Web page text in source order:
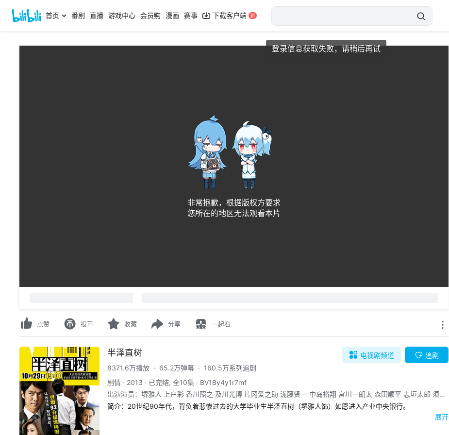
首页 番剧 直播 游戏中心 会员购 漫画 赛事 下载客户端
非常抱歉，根据版权方要求
您所在的地区无法观看本片
点赞 投币 收藏 分享 一起看
半泽直树
8371.6万播放 · 65.2万弹幕 · 160.5万系列追剧
剧情 · 2013 · 已完结, 全10集 · BV1By4y1r7mf
出演演员 ： 堺雅人 上户彩 香川照之 及川光博 片冈爱之助 泷藤贤一 中岛裕翔 宫川一朗太 森田顺平 志垣太郎 须田
邦裕 茂吕师冈 绯田康人 宇梶刚士 坛蜜 赤井英和 山崎直子 石黑英雄 中岛博子 永冈佑 石丸干二 笑福亭鹤瓶 北大
路欣也 中岛凯斗
简介： 20世纪90年代，背负着悲惨过去的大学毕业生半泽直树（堺雅人饰）如愿进入产业中央银行。
展开
电视剧频道 追剧
登录信息获取失败，请稍后再试